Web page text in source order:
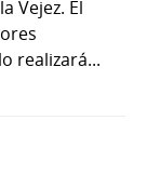
Vejez. El
realizará...